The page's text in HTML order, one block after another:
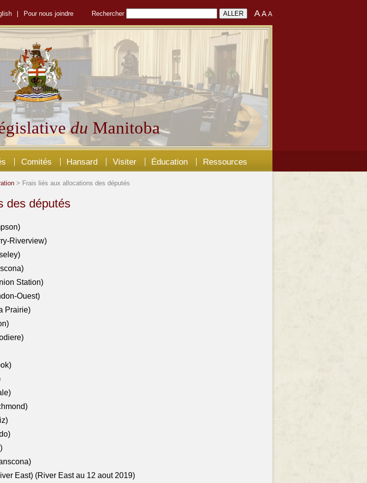
Pour nous joindre Rechercher AA A
du Manitoba
Comités Hansard Visiter Éducation Ressources
> Frais liés aux allocations des députés
des députés
Riverview)
Station)
Ouest)
Prairie)
East) (River East au 12 aout 2019)